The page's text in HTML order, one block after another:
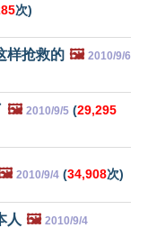
次)
样抢救的 🖼️ 2010/9/6
🖼️ 2010/9/5 (29,295
2010/9/4 (34,908次)
人 🖼️ 2010/9/4